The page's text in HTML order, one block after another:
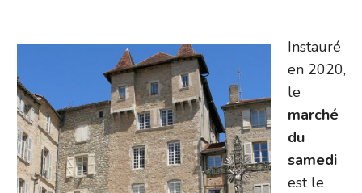
Instauré
en 2020,
le
marché
du
samedi
est le